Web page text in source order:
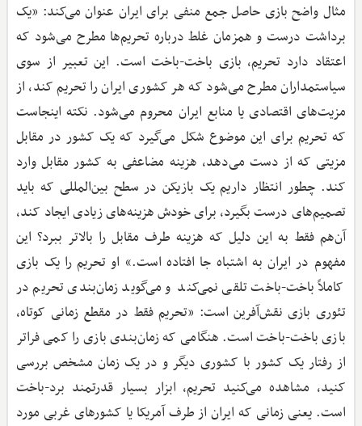
مثال واضح بازی حاصل جمع منفی برای ایران عنوان می‌کند: «یک
برداشت درست و همزمان غلط درباره تحریم‌ها مطرح می‌شود که
اعتقاد دارد تحریم، بازی باخت-باخت است. این تعبیر از سوی
سیاستمداران مطرح می‌شود که هر کشوری ایران را تحریم کند، از
مزیت‌های اقتصادی یا منابع ایران محروم می‌شود. نکته اینجاست
که تحریم برای این موضوع شکل می‌گیرد که یک کشور در مقابل
مزیتی که از دست می‌دهد، هزینه مضاعفی به کشور مقابل وارد
کند. چطور انتظار داریم یک بازیکن در سطح بین‌المللی که باید
تصمیم‌های درست بگیرد، برای خودش هزینه‌های زیادی ایجاد کند،
آن‌هم فقط به این دلیل که هزینه طرف مقابل را بالاتر ببرد؟ این
مفهوم در ایران به اشتباه جا افتاده است.» او تحریم را یک بازی
کاملاً باخت-باخت تلقی نمی‌کند و می‌گوید زمان‌بندی تحریم در
تئوری بازی نقش‌آفرین است: «تحریم فقط در مقطع زمانی کوتاه،
بازی باخت-باخت است. هنگامی که زمان‌بندی بازی را کمی فراتر
از رفتار یک کشور با کشوری دیگر و در یک زمان مشخص بررسی
کنید، مشاهده می‌کنید تحریم، ابزار بسیار قدرتمند برد-باخت
است. یعنی زمانی که ایران از طرف آمریکا یا کشورهای غربی مورد